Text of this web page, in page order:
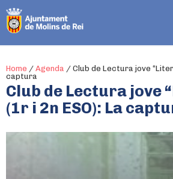
Home / Agenda / Club de Lectura jove
captura
Club de Lectura jove
(1r i 2n ESO): La